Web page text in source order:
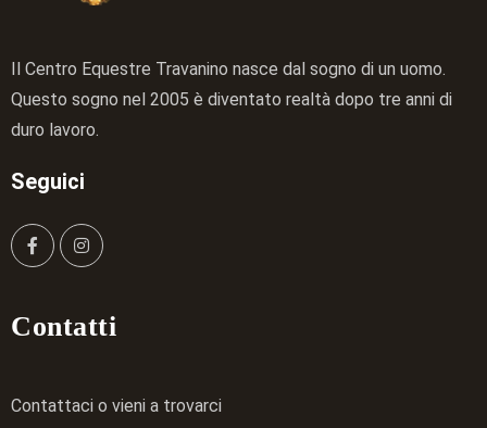
Il Centro Equestre Travanino nasce dal sogno di un uomo.
Questo sogno nel 2005 è diventato realtà dopo tre anni di
duro lavoro.
Seguici
Contatti
Contattaci o vieni a trovarci